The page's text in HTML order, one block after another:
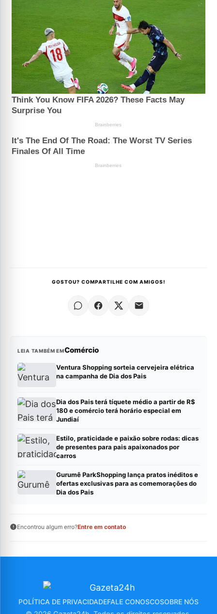
GOSTOU? COMPARTILHE COM AMIGOS!
LEIA TAMBÉM EMComércio
Ventura Shopping sorteia cervejeira elétrica
na campanha de Dia dos Pais
Dia dos Pais terá tíquete médio a partir de R$
180 e comércio terá horário especial em
Jundiaí
Estilo, praticidade e paixão sobre rodas: dicas
de presentes para pais apaixonados por
carros
Gurumê ParkShopping lança pratos inéditos e
ofertas exclusivas para as comemorações do
Dia dos Pais
Encontrou algum erro?Entre em contato
POLÍTICA DE PRIVACIDADEFALE CONOSCOSOBRE NÓS